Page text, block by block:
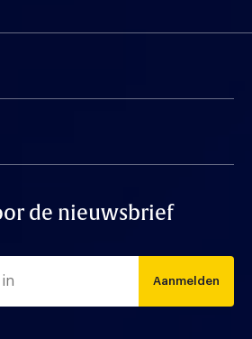
de nieuwsbrief
Aanmelden